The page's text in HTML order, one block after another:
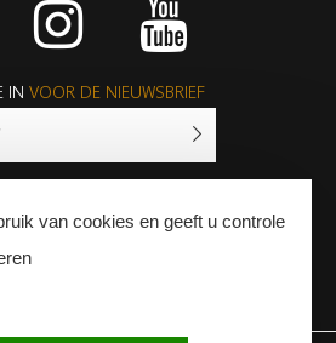
IN VOOR DE NIEUWSBRIEF
van cookies en geeft u controle